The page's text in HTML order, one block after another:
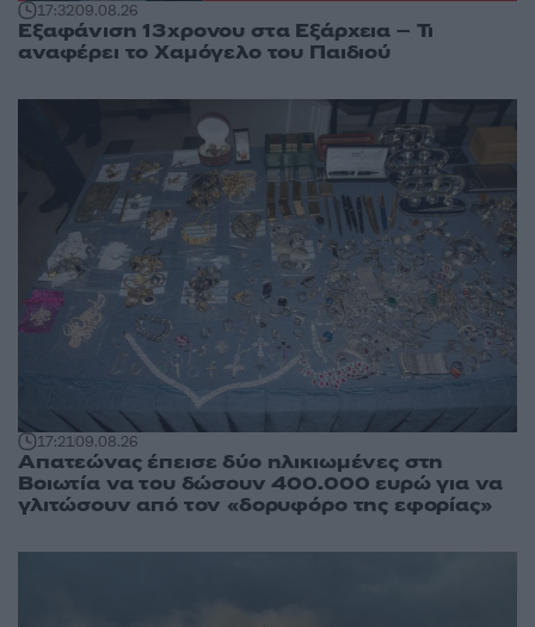
17:3209.08.26
Εξαφάνιση 13χρονου στα Εξάρχεια – Τι
αναφέρει το Χαμόγελο του Παιδιού
17:2109.08.26
Απατεώνας έπεισε δύο ηλικιωμένες στη
Βοιωτία να του δώσουν 400.000 ευρώ για να
γλιτώσουν από τον «δορυφόρο της εφορίας»